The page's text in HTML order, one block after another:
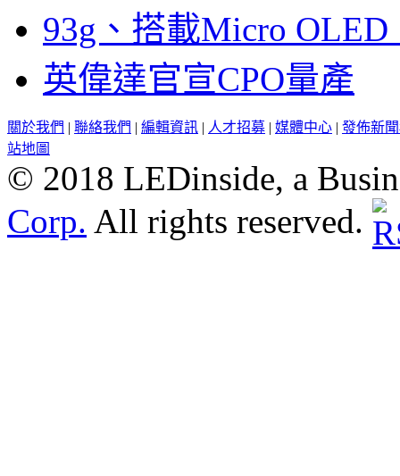
93g、搭載Micro
英偉達官宣CPO量產
關於我們 | 聯絡我們 | 編輯資訊 | 人才招募 | 媒體中心 | 發佈新
站地圖
© 2018 LEDinside, a
Corp. All rights reserved.